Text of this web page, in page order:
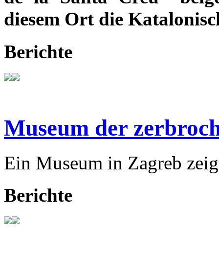
diesem Ort die
Berichte
Museum der
Ein Museum in Zagreb
Berichte